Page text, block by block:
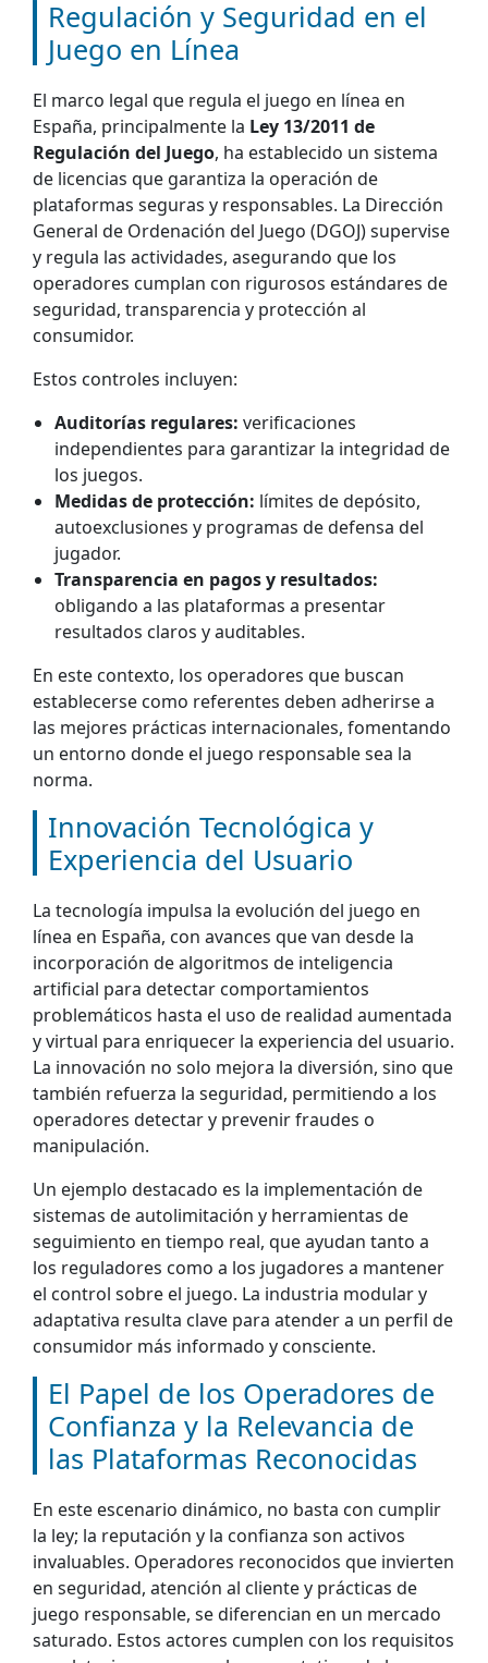
Regulación y Seguridad en el
Juego en Línea
El marco legal que regula el juego en línea en
España, principalmente la Ley 13/2011 de
Regulación del Juego, ha establecido un sistema
de licencias que garantiza la operación de
plataformas seguras y responsables. La Dirección
General de Ordenación del Juego (DGOJ) supervise
y regula las actividades, asegurando que los
operadores cumplan con rigurosos estándares de
seguridad, transparencia y protección al
consumidor.
Estos controles incluyen:
Auditorías regulares: verificaciones
independientes para garantizar la integridad de
los juegos.
Medidas de protección: límites de depósito,
autoexclusiones y programas de defensa del
jugador.
Transparencia en pagos y resultados:
obligando a las plataformas a presentar
resultados claros y auditables.
En este contexto, los operadores que buscan
establecerse como referentes deben adherirse a
las mejores prácticas internacionales, fomentando
un entorno donde el juego responsable sea la
norma.
Innovación Tecnológica y
Experiencia del Usuario
La tecnología impulsa la evolución del juego en
línea en España, con avances que van desde la
incorporación de algoritmos de inteligencia
artificial para detectar comportamientos
problemáticos hasta el uso de realidad aumentada
y virtual para enriquecer la experiencia del usuario.
La innovación no solo mejora la diversión, sino que
también refuerza la seguridad, permitiendo a los
operadores detectar y prevenir fraudes o
manipulación.
Un ejemplo destacado es la implementación de
sistemas de autolimitación y herramientas de
seguimiento en tiempo real, que ayudan tanto a
los reguladores como a los jugadores a mantener
el control sobre el juego. La industria modular y
adaptativa resulta clave para atender a un perfil de
consumidor más informado y consciente.
El Papel de los Operadores de
Confianza y la Relevancia de
las Plataformas Reconocidas
En este escenario dinámico, no basta con cumplir
la ley; la reputación y la confianza son activos
invaluables. Operadores reconocidos que invierten
en seguridad, atención al cliente y prácticas de
juego responsable, se diferencian en un mercado
saturado. Estos actores cumplen con los requisitos